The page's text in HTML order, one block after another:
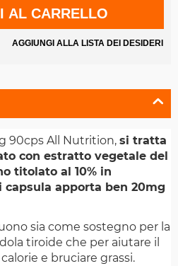
AL CARRELLO
AGGIUNGI ALLA LISTA DEI DESIDERI
90cps All Nutrition, si tratta
con estratto vegetale del
titolato al 10% in
apporta ben 20mg
sia come sostegno per la
tiroide che per aiutare il
e bruciare grassi.